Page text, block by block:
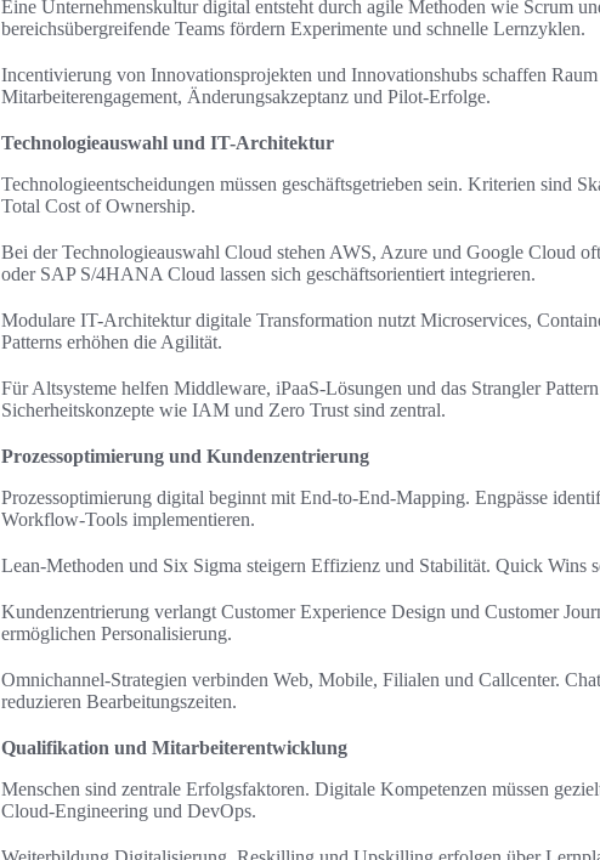
Eine Unternehmenskultur digital entsteht durch agile Methoden wie Scrum
bereichsübergreifende Teams fördern Experimente und schnelle Lernzyklen.
Incentivierung von Innovationsprojekten und Innovationshubs schaffen
Mitarbeiterengagement, Änderungsakzeptanz und Pilot-Erfolge.
Technologieauswahl und IT-Architektur
Technologieentscheidungen müssen geschäftsgetrieben sein. Kriterien sind
Total Cost of Ownership.
Bei der Technologieauswahl Cloud stehen AWS, Azure und Google Cloud
oder SAP S/4HANA Cloud lassen sich geschäftsorientiert integrieren.
Modulare IT-Architektur digitale Transformation nutzt Microservices,
Patterns erhöhen die Agilität.
Für Altsysteme helfen Middleware, iPaaS-Lösungen und das Strangler
Sicherheitskonzepte wie IAM und Zero Trust sind zentral.
Prozessoptimierung und Kundenzentrierung
Prozessoptimierung digital beginnt mit End-to-End-Mapping. Engpässe
Workflow-Tools implementieren.
Lean-Methoden und Six Sigma steigern Effizienz und Stabilität. Quick Wins
Kundenzentrierung verlangt Customer Experience Design und Customer
ermöglichen Personalisierung.
Omnichannel-Strategien verbinden Web, Mobile, Filialen und Callcenter.
reduzieren Bearbeitungszeiten.
Qualifikation und Mitarbeiterentwicklung
Menschen sind zentrale Erfolgsfaktoren. Digitale Kompetenzen müssen
Cloud-Engineering und DevOps.